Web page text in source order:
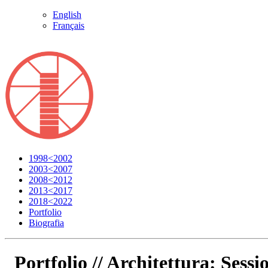
English
Français
1998<2002
2003<2007
2008<2012
2013<2017
2018<2022
Portfolio
Biografia
Portfolio //Architettura: